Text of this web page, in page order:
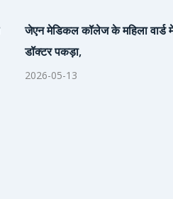
जेएन मेडिकल कॉलेज के महिला वार्ड
डॉक्टर पकड़ा,
2026-05-13